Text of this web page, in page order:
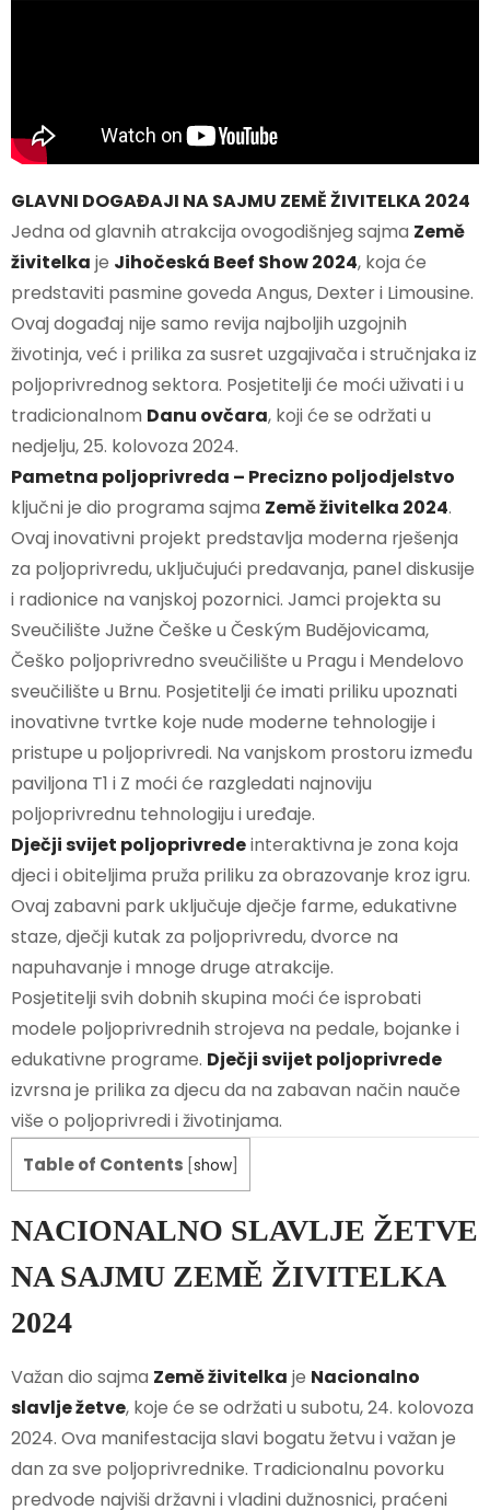
GLAVNI DOGAĐAJI NA SAJMU ZEMĚ ŽIVITELKA 2024
Jedna od glavnih atrakcija ovogodišnjeg sajma Země
živitelka je Jihočeská Beef Show 2024, koja će
predstaviti pasmine goveda Angus, Dexter i Limousine.
Ovaj događaj nije samo revija najboljih uzgojnih
životinja, već i prilika za susret uzgajivača i stručnjaka iz
poljoprivrednog sektora. Posjetitelji će moći uživati i u
tradicionalnom Danu ovčara, koji će se održati u
nedjelju, 25. kolovoza 2024.
Pametna poljoprivreda – Precizno poljodjelstvo
ključni je dio programa sajma Země živitelka 2024.
Ovaj inovativni projekt predstavlja moderna rješenja
za poljoprivredu, uključujući predavanja, panel diskusije
i radionice na vanjskoj pozornici. Jamci projekta su
Sveučilište Južne Češke u Českým Budějovicama,
Češko poljoprivredno sveučilište u Pragu i Mendelovo
sveučilište u Brnu. Posjetitelji će imati priliku upoznati
inovativne tvrtke koje nude moderne tehnologije i
pristupe u poljoprivredi. Na vanjskom prostoru između
paviljona T1 i Z moći će razgledati najnoviju
poljoprivrednu tehnologiju i uređaje.
Dječji svijet poljoprivredeinteraktivna je zona koja
djeci i obiteljima pruža priliku za obrazovanje kroz igru.
Ovaj zabavni park uključuje dječje farme, edukativne
staze, dječji kutak za poljoprivredu, dvorce na
napuhavanje i mnoge druge atrakcije.
Posjetitelji svih dobnih skupina moći će isprobati
modele poljoprivrednih strojeva na pedale, bojanke i
edukativne programe. Dječji svijet poljoprivrede
izvrsna je prilika za djecu da na zabavan način nauče
više o poljoprivredi i životinjama.
Table of Contents show
NACIONALNO SLAVLJE ŽETVE
NA SAJMU ZEMĚ ŽIVITELKA
2024
Važan dio sajma Země živitelka je Nacionalno
slavlje žetve, koje će se održati u subotu, 24. kolovoza
2024. Ova manifestacija slavi bogatu žetvu i važan je
dan za sve poljoprivrednike. Tradicionalnu povorku
predvode najviši državni i vladini dužnosnici, praćeni